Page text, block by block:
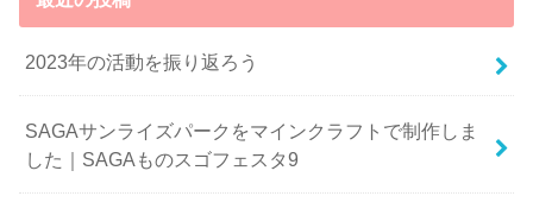
2023年の活動を振り返ろう
SAGAサンライズパークをマインクラフトで制作しま
した｜SAGAものスゴフェスタ9